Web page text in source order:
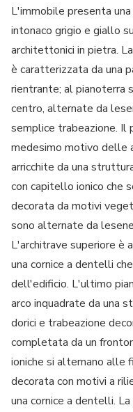
L'immobile presenta
intonaco grigio e giallo
architettonici in pietra.
è caratterizzata da una
rientrante; al pianoterra
centro, alternate da
semplice trabeazione. Il
medesimo motivo delle
arricchite da una
con capitello ionico che
decorata da motivi
sono alternate da
L'architrave superiore è
una cornice a dentelli
dell'edificio. L'ultimo
arco inquadrate da una
dorici e trabeazione
completata da un
ioniche si alternano alle
decorata con motivi a
una cornice a dentelli.